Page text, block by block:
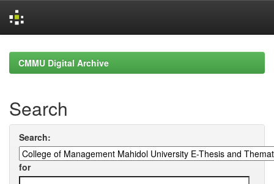
navigationCMMU Digital Archive
Search
Search:
for